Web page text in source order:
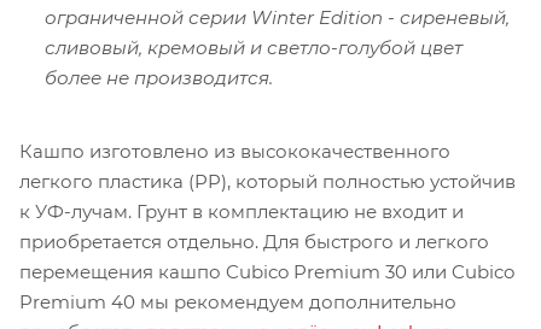
ограниченной серии Winter Edition - сиреневый,
сливовый, кремовый и светло-голубой цвет
более не производится.
Кашпо изготовлено из высококачественного
легкого пластика (PP), который полностью устойчив
к УФ-лучам. Грунт в комплектацию не входит и
приобретается отдельно. Для быстрого и легкого
перемещения кашпо Cubico Premium 30 или Cubico
Premium 40 мы рекомендуем дополнительно